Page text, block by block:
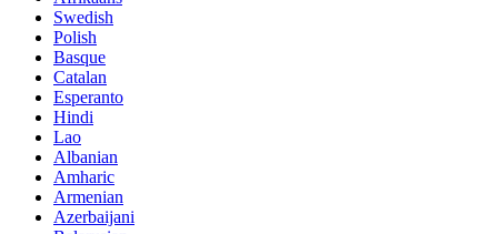
Swedish
Polish
Basque
Catalan
Esperanto
Hindi
Lao
Albanian
Amharic
Armenian
Azerbaijani